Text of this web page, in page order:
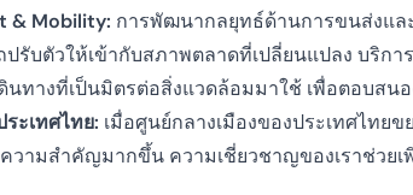
& Mobility: การพัฒนากลยุทธ์ด้านการขนส่งแล
บตัวให้เข้ากับสภาพตลาดที่เปลี่ยนแปลง บริกา
ทางที่เป็นมิตรต่อสิ่งแวดล้อมมาใช้ เพื่อตอบส
ะเทศไทย: เมื่อศูนย์กลางเมืองของประเทศไทย
วามสำคัญมากขึ้น ความเชี่ยวชาญของเราช่ว